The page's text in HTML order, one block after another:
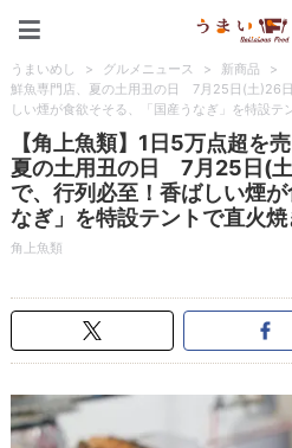
うまいめし > グルメニュース > 新商品 >
鮮魚専門店、夏の土用丑の日 7月25日(土)26
しい煙が食欲そそる、「国産うなぎ」を特設テ
【角上魚類】1日5万点超を
夏の土用丑の日 7月25日(
で、行列必至！香ばしい煙
なぎ」を特設テントで直火焼
角上魚類